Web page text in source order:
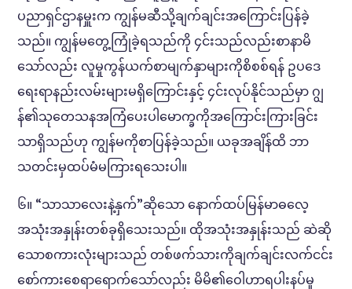
ပညာရှင်ဌာနမှူးက ကျွန်မဆီသို့ချက်ချင်းအကြောင်းပြန်ခဲ့
သည်။ ကျွန်မတွေ့ကြုံခဲ့ရသည်ကို ၄င်းသည်လည်းစာနာမိ
သော်လည်း လူမှုကွန်ယက်စာမျက်နှာများကိုစိစစ်ရန် ဥပဒေ
ရေးရာနည်းလမ်းများမရှိကြောင်းနှင့် ၄င်းလုပ်နိုင်သည်မှာ ဂျွ
န်၏သုတေသနအကြံပေးပါမောက္ခကိုအကြောင်းကြားခြင်း
သာရှိသည်ဟု ကျွန်မကိုစာပြန်ခဲ့သည်။ ယခုအချိန်ထိ ဘာ
သတင်းမှထပ်မံမကြားရသေးပါ။
၆။ “သာသာလေးနဲ့နှက်”ဆိုသော နောက်ထပ်မြန်မာဓလေ့
အသုံးအနှုန်းတစ်ခုရှိသေးသည်။ ထိုအသုံးအနှုန်းသည် ဆဲဆို
သောစကားလုံးများသည် တစ်ဖက်သားကိုချက်ချင်းလက်ငင်း
စော်ကားစေရာရောက်သော်လည်း မိမိ၏ဝေါဟာရပါးနပ်မှု